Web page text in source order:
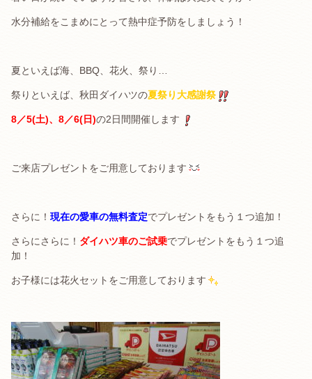
水分補給をこまめにとって熱中症予防をしましょう！
夏といえば海、BBQ、花火、祭り…
祭りといえば、秋田ダイハツの夏祭り大感謝祭
8／5(土)、8／6(日)の2日間開催します
ご来店プレゼントをご用意しております
さらに！ 現在の愛車の無料査定でプレゼントをもう１つ追加！
さらにさらに！ ダイハツ車のご試乗でプレゼントをもう１つ追
加！
お子様には花火セットをご用意しております